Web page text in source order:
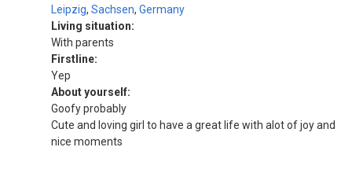
Leipzig, Sachsen, Germany
Living situation:
With parents
Firstline:
Yep
About yourself:
Goofy probably
Cute and loving girl to have a great life with alot of joy and
nice moments